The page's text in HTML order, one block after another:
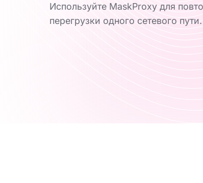
Используйте MaskProxy для
перегрузки одного сетевого пути.